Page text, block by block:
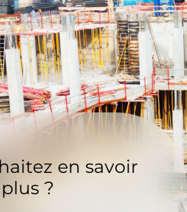
en savoir
plus ?